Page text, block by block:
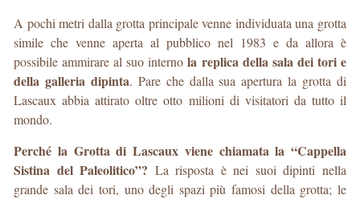
A pochi metri dalla grotta principale venne individuata una grotta
simile che venne aperta al pubblico nel 1983 e da allora è
possibile ammirare al suo internola replica della sala dei tori e
della galleria dipinta. Pare che dalla sua apertura la grotta di
Lascaux abbia attirato oltre otto milioni di visitatori da tutto il
mondo.
Perché la Grotta di Lascaux viene chiamata la “Cappella
Sistina del Paleolitico”? La risposta è nei suoi dipinti nella
grande sala dei tori, uno degli spazi più famosi della grotta; le